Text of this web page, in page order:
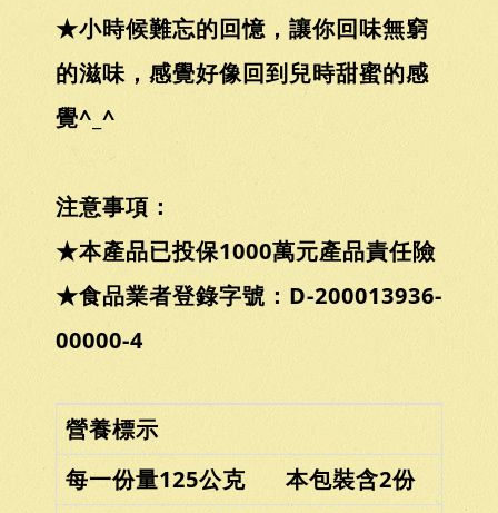
★小時候難忘的回憶，讓你回味無窮
的滋味，感覺好像回到兒時甜蜜的感
覺^_^
注意事項：
★本產品已投保1000萬元產品責任險
★食品業者登錄字號：D-200013936-
00000-4
營養標示
每一份量125公克 本包裝含2份